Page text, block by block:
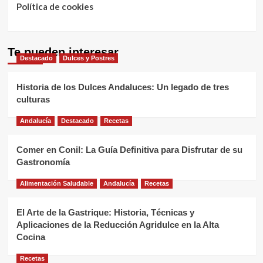
Política de cookies
Te pueden interesar
Destacado Dulces y Postres
Historia de los Dulces Andaluces: Un legado de tres
culturas
Andalucía Destacado Recetas
Comer en Conil: La Guía Definitiva para Disfrutar de su
Gastronomía
Alimentación Saludable Andalucía Recetas
El Arte de la Gastrique: Historia, Técnicas y
Aplicaciones de la Reducción Agridulce en la Alta
Cocina
Recetas